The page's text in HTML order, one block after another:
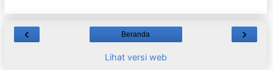
‹ ›
Beranda
Lihat versi web